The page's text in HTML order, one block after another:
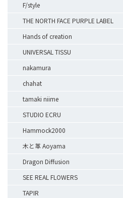
F/style
THE NORTH FACE PURPLE LABEL
Hands of creation
UNIVERSAL TISSU
nakamura
chahat
tamaki niime
STUDIO ECRU
Hammock2000
木と革 Aoyama
Dragon Diffusion
SEE REAL FLOWERS
TAPIR